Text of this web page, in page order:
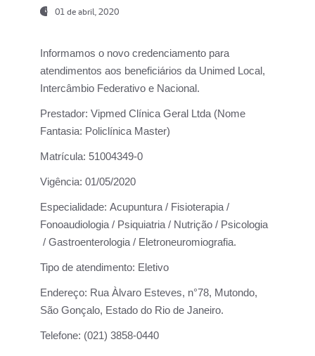
01 de abril, 2020
Informamos o novo credenciamento para
atendimentos aos beneficiários da Unimed Local,
Intercâmbio Federativo e Nacional.
Prestador: Vipmed Clínica Geral Ltda (Nome
Fantasia: Policlínica Master)
Matrícula: 51004349-0
Vigência: 01/05/2020
Especialidade: Acupuntura / Fisioterapia /
Fonoaudiologia / Psiquiatria / Nutrição / Psicologia
/ Gastroenterologia / Eletroneuromiografia.
Tipo de atendimento: Eletivo
Endereço: Rua Àlvaro Esteves, n°78, Mutondo,
São Gonçalo, Estado do Rio de Janeiro.
Telefone: (021) 3858-0440